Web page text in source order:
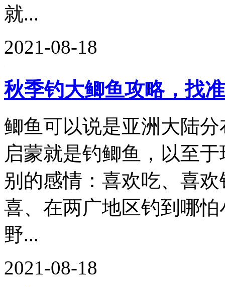
就...
2021-08-18
秋季钓大鲫鱼攻略，找
鲫鱼可以说是亚洲大陆
启蒙就是钓鲫鱼，以至
别的感情：喜欢吃、喜
喜、在两广地区钓到哪
野...
2021-08-18